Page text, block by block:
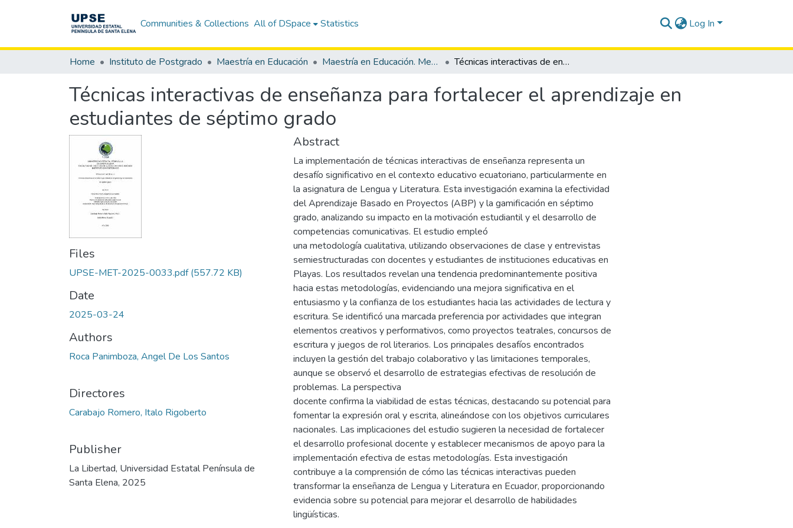
Communities & Collections All of DSpace Statistics Log In
Home Instituto de Postgrado Maestría en Educación Maestría en Educación. Mención Tecnología e Innovación Educativa Técnicas interactivas de enseñanza para fortalecer el aprendizaje en estudiantes de séptimo grado
Técnicas interactivas de enseñanza para fortalecer el aprendizaje en
estudiantes de séptimo grado
Files
UPSE-MET-2025-0033.pdf(557.72 KB)
Date
2025-03-24
Authors
Roca Panimboza, Angel De Los Santos
Directores
Carabajo Romero, Italo Rigoberto
Publisher
La Libertad, Universidad Estatal Península de
Santa Elena, 2025
Abstract
La implementación de técnicas interactivas de enseñanza representa un
desafío significativo en el contexto educativo ecuatoriano, particularmente en
la asignatura de Lengua y Literatura. Esta investigación examina la efectividad
del Aprendizaje Basado en Proyectos (ABP) y la gamificación en séptimo
grado, analizando su impacto en la motivación estudiantil y el desarrollo de
competencias comunicativas. El estudio empleó
una metodología cualitativa, utilizando observaciones de clase y entrevistas
semiestructuradas con docentes y estudiantes de instituciones educativas en
Playas. Los resultados revelan una tendencia predominantemente positiva
hacia estas metodologías, evidenciando una mejora significativa en el
entusiasmo y la confianza de los estudiantes hacia las actividades de lectura y
escritura. Se identificó una marcada preferencia por actividades que integran
elementos creativos y performativos, como proyectos teatrales, concursos de
escritura y juegos de rol literarios. Los principales desafíos encontrados
incluyen la gestión del trabajo colaborativo y las limitaciones temporales,
aunque se observó el desarrollo de estrategias efectivas de resolución de
problemas. La perspectiva
docente confirma la viabilidad de estas técnicas, destacando su potencial para
fomentar la expresión oral y escrita, alineándose con los objetivos curriculares
nacionales. Las implicaciones del estudio sugieren la necesidad de fortalecer
el desarrollo profesional docente y establecer mecanismos de apoyo para la
implementación efectiva de estas metodologías. Esta investigación
contribuye a la comprensión de cómo las técnicas interactivas pueden
transformar la enseñanza de Lengua y Literatura en Ecuador, proporcionando
evidencia sobre su potencial para mejorar el desarrollo de habilidades
lingüísticas.